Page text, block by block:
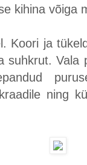
kihina võiga
Koori ja
suhkrut. Vala
ning